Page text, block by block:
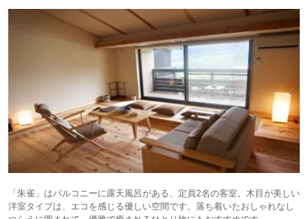
「朱雀」はバルコニーに露天風呂がある、定員2名の客室。木目が美しい
洋室タイプは、エコを感じる優しい空間です。落ち着いたおしゃれなし